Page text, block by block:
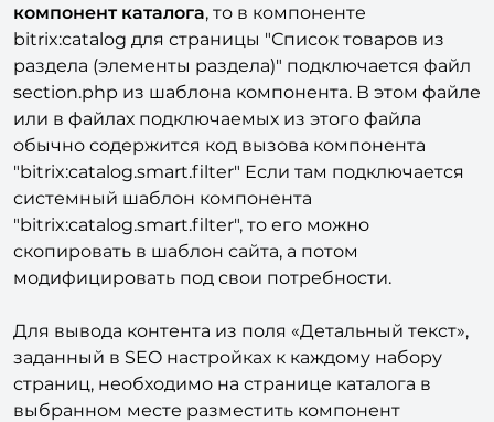
компонент каталога, то в компоненте
bitrix:catalog для страницы "Список товаров из
раздела (элементы раздела)" подключается файл
section.php из шаблона компонента. В этом файле
или в файлах подключаемых из этого файла
обычно содержится код вызова компонента
"bitrix:catalog.smart.filter" Если там подключается
системный шаблон компонента
"bitrix:catalog.smart.filter", то его можно
скопировать в шаблон сайта, а потом
модифицировать под свои потребности.
Для вывода контента из поля «Детальный текст»,
заданный в SEO настройках к каждому набору
страниц, необходимо на странице каталога в
выбранном месте разместить компонент